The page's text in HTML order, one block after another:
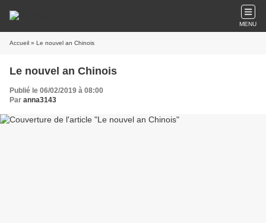
MENU
Accueil » Le nouvel an Chinois
Le nouvel an Chinois
Publié le 06/02/2019 à 08:00
Par anna3143